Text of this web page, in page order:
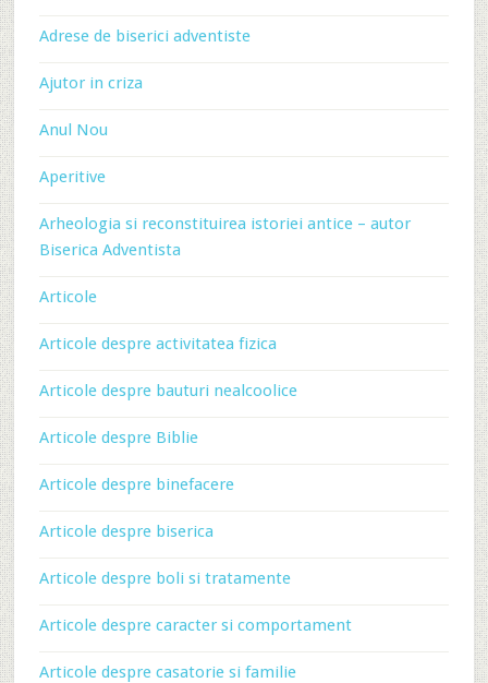
Adrese de biserici adventiste
Ajutor in criza
Anul Nou
Aperitive
Arheologia si reconstituirea istoriei antice – autor
Biserica Adventista
Articole
Articole despre activitatea fizica
Articole despre bauturi nealcoolice
Articole despre Biblie
Articole despre binefacere
Articole despre biserica
Articole despre boli si tratamente
Articole despre caracter si comportament
Articole despre casatorie si familie